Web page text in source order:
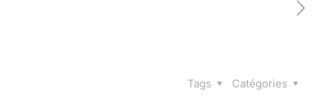
Catégories
Tags